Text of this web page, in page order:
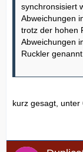
synchronsisiert
Abweichungen
trotz der hohen
Abweichungen
Ruckler genannt.
kurz gesagt,